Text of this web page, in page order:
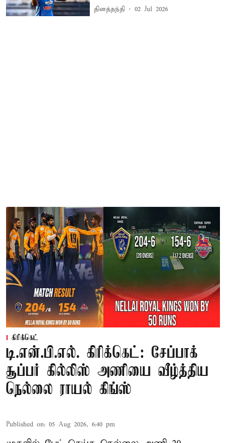
தினத்தந்தி 02 Jul 2026
கிரிக்கெட்
டி.என்.பி.எல். கிரிக்கெட்: சேப்பாக்
சூப்பர் கில்லிஸ் அணியை வீழ்த்திய
நெல்லை ராயல் கிங்ஸ்
Published on: 05 Aug 2026, 6:40 pm